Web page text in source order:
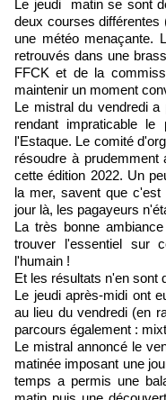
Le jeudi matin se sont
deux courses
une météo menaçante.
retrouvés dans une
FFCK et de la
maintenir un moment
Le mistral du vendredi a
rendant impraticable
l'Estaque. Le comité
résoudre à
cette édition 2022. Un
la mer, savent que
jour là, les pagayeurs
La très bonne
trouver l'essentiel sur
l'humain !
Et les résultats n'en sont
Le jeudi après-midi ont
au lieu du vendredi (en
parcours également :
Le mistral annoncé le
matinée imposant une
temps a permis une